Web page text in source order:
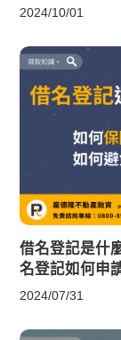
2024/10/01
借名登記是什
名登記如何申
2024/07/31